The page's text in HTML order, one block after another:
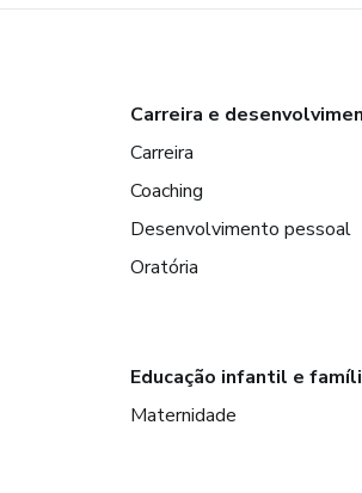
Carreira e
Carreira
Coaching
Desenvolvimento pessoal
Oratória
Educação infantil e
Maternidade